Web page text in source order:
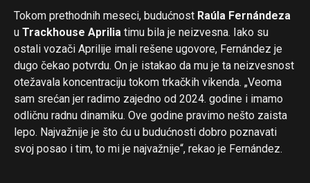
Tokom prethodnih meseci, budućnost Raúla Fernándeza
u Trackhouse Aprilia timu bila je neizvesna. Iako su
ostali vozači Aprilije imali rešene ugovore, Fernández je
dugo čekao potvrdu. On je istakao da mu je ta neizvesnost
otežavala koncentraciju tokom trkačkih vikenda. „Veoma
sam srećan jer radimo zajedno od 2024. godine i imamo
odličnu radnu dinamiku. Ove godine pravimo nešto zaista
lepo. Najvažnije je što ću u budućnosti dobro poznavati
svoj posao i tim, to mi je najvažnije“, rekao je Fernández.